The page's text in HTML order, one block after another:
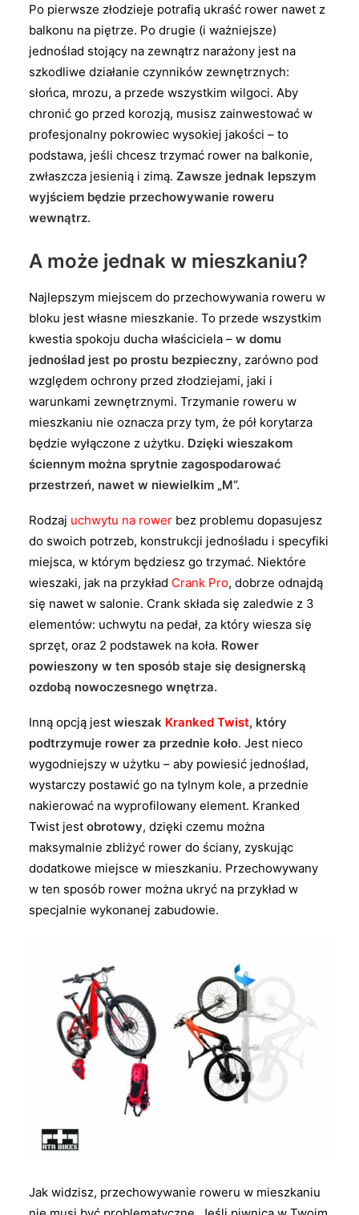
Po pierwsze złodzieje potrafią ukraść rower nawet z
balkonu na piętrze. Po drugie (i ważniejsze)
jednoślad stojący na zewnątrz narażony jest na
szkodliwe działanie czynników zewnętrznych:
słońca, mrozu, a przede wszystkim wilgoci. Aby
chronić go przed korozją, musisz zainwestować w
profesjonalny pokrowiec wysokiej jakości – to
podstawa, jeśli chcesz trzymać rower na balkonie,
zwłaszcza jesienią i zimą. Zawsze jednak lepszym
wyjściem będzie przechowywanie roweru
wewnątrz.
A może jednak w mieszkaniu?
Najlepszym miejscem do przechowywania roweru w
bloku jest własne mieszkanie. To przede wszystkim
kwestia spokoju ducha właściciela – w domu
jednoślad jest po prostu bezpieczny, zarówno pod
względem ochrony przed złodziejami, jaki i
warunkami zewnętrznymi. Trzymanie roweru w
mieszkaniu nie oznacza przy tym, że pół korytarza
będzie wyłączone z użytku. Dzięki wieszakom
ściennym można sprytnie zagospodarować
przestrzeń, nawet w niewielkim „M”.
Rodzaj uchwytu na rower bez problemu dopasujesz
do swoich potrzeb, konstrukcji jednośladu i specyfiki
miejsca, w którym będziesz go trzymać. Niektóre
wieszaki, jak na przykład Crank Pro, dobrze odnajdą
się nawet w salonie. Crank składa się zaledwie z 3
elementów: uchwytu na pedał, za który wiesza się
sprzęt, oraz 2 podstawek na koła. Rower
powieszony w ten sposób staje się designerską
ozdobą nowoczesnego wnętrza.
Inną opcją jest wieszak Kranked Twist, który
podtrzymuje rower za przednie koło. Jest nieco
wygodniejszy w użytku – aby powiesić jednoślad,
wystarczy postawić go na tylnym kole, a przednie
nakierować na wyprofilowany element. Kranked
Twist jest obrotowy, dzięki czemu można
maksymalnie zbliżyć rower do ściany, zyskując
dodatkowe miejsce w mieszkaniu. Przechowywany
w ten sposób rower można ukryć na przykład w
specjalnie wykonanej zabudowie.
Jak widzisz, przechowywanie roweru w mieszkaniu